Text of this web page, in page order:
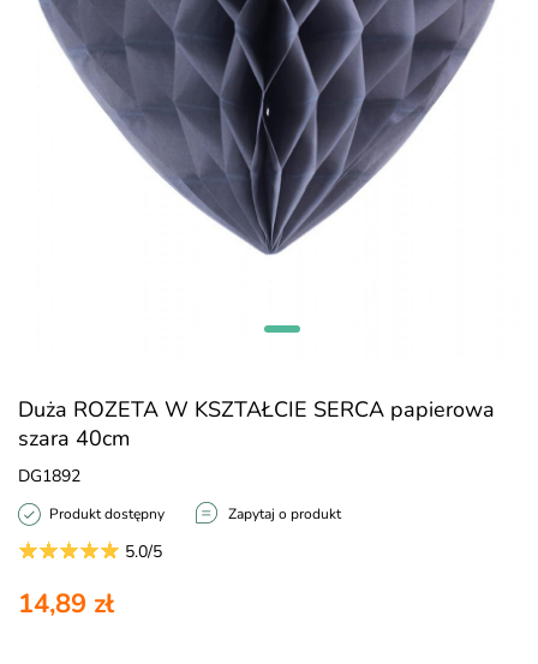
Duża ROZETA W KSZTAŁCIE SERCA papierowa
szara 40cm
DG1892
Produkt dostępny Zapytaj o produkt
5.0/5
14,89 zł